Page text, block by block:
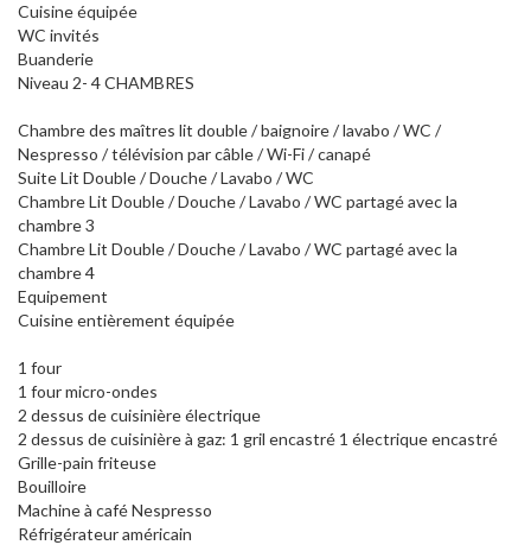
Cuisine équipée
WC invités
Buanderie
Niveau 2- 4 CHAMBRES
Chambre des maîtres lit double / baignoire / lavabo / WC /
Nespresso / télévision par câble / Wi-Fi / canapé
Suite Lit Double / Douche / Lavabo / WC
Chambre Lit Double / Douche / Lavabo / WC partagé avec la
chambre 3
Chambre Lit Double / Douche / Lavabo / WC partagé avec la
chambre 4
Equipement
Cuisine entièrement équipée
1 four
1 four micro-ondes
2 dessus de cuisinière électrique
2 dessus de cuisinière à gaz: 1 gril encastré 1 électrique encastré
Grille-pain friteuse
Bouilloire
Machine à café Nespresso
Réfrigérateur américain